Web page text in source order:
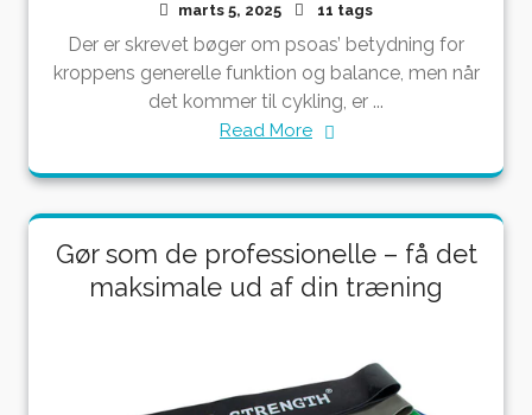
marts 5, 2025 11 tags
Der er skrevet bøger om psoas’ betydning for
kroppens generelle funktion og balance, men når
det kommer til cykling, er ...
Read More
Gør som de professionelle – få det
maksimale ud af din træning